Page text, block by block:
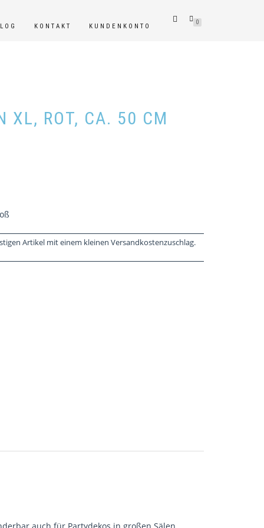
KONTAKT KUNDENKONTO
0
XL, ROT, CA. 50 CM
Artikel mit einem kleinen Versandkostenzuschlag.